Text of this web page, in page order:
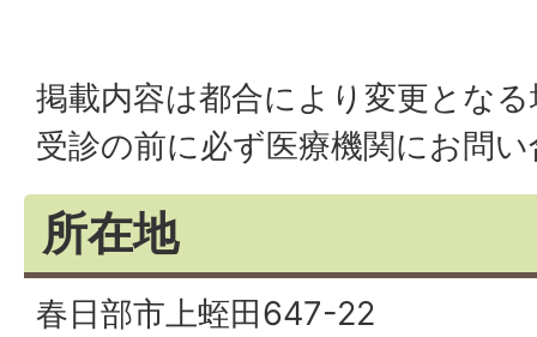
掲載内容は都合により変更とな
受診の前に必ず医療機関にお問
所在地
春日部市上蛭田647-22